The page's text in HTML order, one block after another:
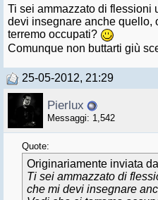
Ti sei ammazzato di flessioni
devi insegnare anche quello,
terremo occupati?
Comunque non buttarti giù
25-05-2012, 21:29
Pierlux
Messaggi: 1,542
Quote:
Originariamente inviata da
Ti sei ammazzato di
che mi devi insegnare